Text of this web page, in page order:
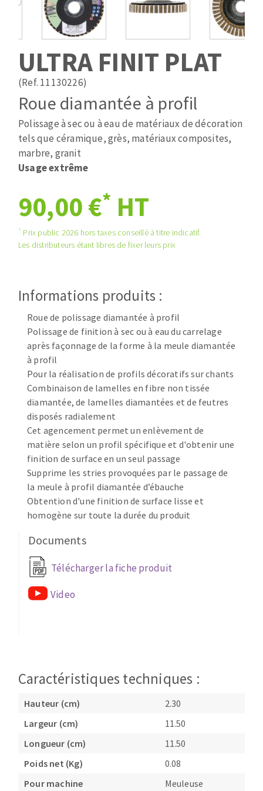
Pose des joints
Nettoyage
Mèches
Fraises carbure
Fers et plaquettes
Lames de scie à ruban
ABRASIFS APPLIQUÉS
Disques auto-agrippant
Patins
Bandes abrasives
Disques fibre et papier
Feuilles 230 x 280 mm
Cales à poncer et patins
Plateaux supports
Eponges abrasive
DISQUES ABRASIFS
Disques abrasifs agglomérés
Meules d'ébarbage
TRAITEMENT DE SURFACE
Disques à lamelles
Roues à lamelles
Meules sur tige
Brosses
Meules de tourets
Feutres à polir
Bandes sans fin
Rouleaux d'atelier
NETTOYAGE
Aspirateurs
MACHINES POUR LE TRAVAIL DU MÉTAL
Tronçonneuses
Scies à ruban
Perceuses
Perceuses magnétiques
Affuteurs de forets
Ponceuses
Tables
OUTILS COUPANTS
Fraises scies
Fraise HSS
Forets métaux
ULTRA FINIT PLAT
(Ref. 11130226)
Roue diamantée à profil
Polissage à sec ou à eau de matériaux de décoration
tels que céramique, grès, matériaux composites,
marbre, granit
Usage extrême
90,00 €* HT
* Prix public 2026 hors taxes conseillé à titre indicatif.
Les distributeurs étant libres de fixer leurs prix
Informations produits :
Roue de polissage diamantée à profil
Polissage de finition à sec ou à eau du carrelage
après façonnage de la forme à la meule diamantée
à profil
Pour la réalisation de profils décoratifs sur chants
Combinaison de lamelles en fibre non tissée
diamantée, de lamelles diamantées et de feutres
disposés radialement
Cet agencement permet un enlèvement de
matière selon un profil spécifique et d'obtenir une
finition de surface en un seul passage
Supprime les stries provoquées par le passage de
la meule à profil diamantée d’ébauche
Obtention d'une finition de surface lisse et
homogène sur toute la durée du produit
Documents
Télécharger la fiche produit
Video
Caractéristiques techniques :
Hauteur (cm)
2.30
Largeur (cm)
11.50
Longueur (cm)
11.50
Poids net (Kg)
0.08
Pour machine
Meuleuse